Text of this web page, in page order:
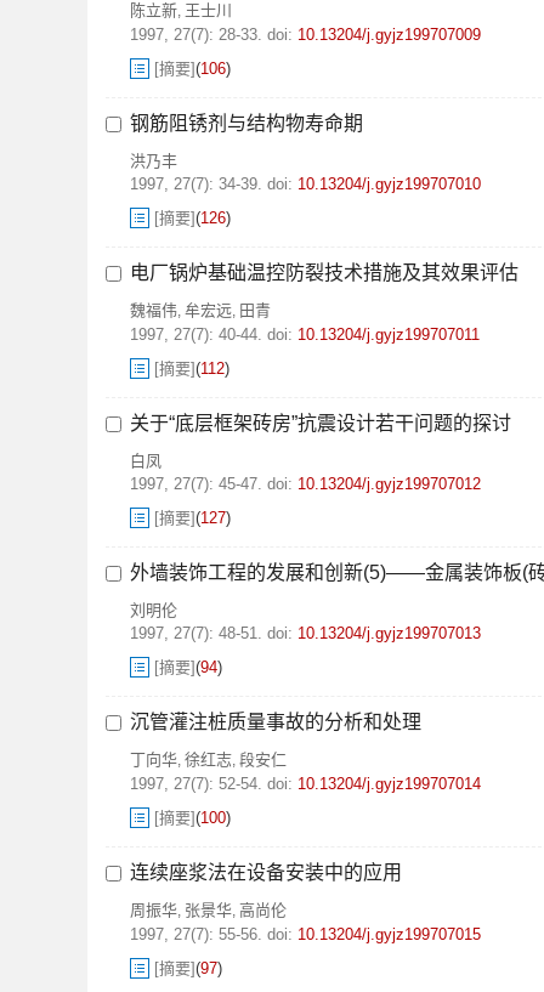
陈立新, 王士川
1997, 27(7): 28-33. doi: 10.13204/j.gyjz199707009
[摘要](106)
钢筋阻锈剂与结构物寿命期
洪乃丰
1997, 27(7): 34-39. doi: 10.13204/j.gyjz199707010
[摘要](126)
电厂锅炉基础温控防裂技术措施及其效果评估
魏福伟, 牟宏远, 田青
1997, 27(7): 40-44. doi: 10.13204/j.gyjz199707011
[摘要](112)
关于“底层框架砖房”抗震设计若干问题的探讨
白凤
1997, 27(7): 45-47. doi: 10.13204/j.gyjz199707012
[摘要](127)
外墙装饰工程的发展和创新(5)——金属装饰板(
刘明伦
1997, 27(7): 48-51. doi: 10.13204/j.gyjz199707013
[摘要](94)
沉管灌注桩质量事故的分析和处理
丁向华, 徐红志, 段安仁
1997, 27(7): 52-54. doi: 10.13204/j.gyjz199707014
[摘要](100)
连续座浆法在设备安装中的应用
周振华, 张景华, 高尚伦
1997, 27(7): 55-56. doi: 10.13204/j.gyjz199707015
[摘要](97)